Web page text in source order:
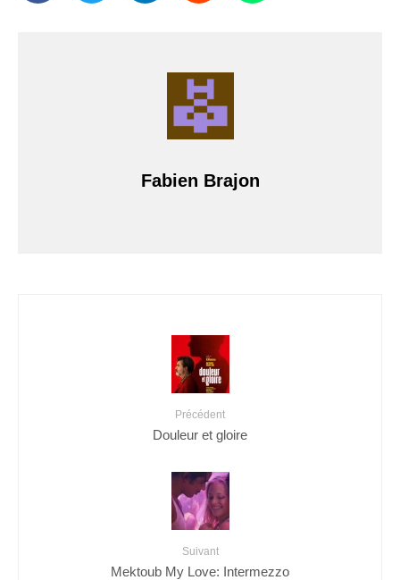
Fabien Brajon
Précédent
Douleur et gloire
Suivant
Mektoub My Love: Intermezzo